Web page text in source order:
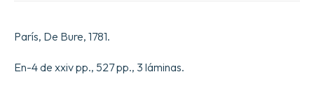
l3965cole
cantidad
París, De Bure, 1781.
En-4 de xxiv pp., 527 pp., 3 láminas.